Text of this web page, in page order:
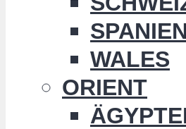
SPANIEN
WALES
ORIENT